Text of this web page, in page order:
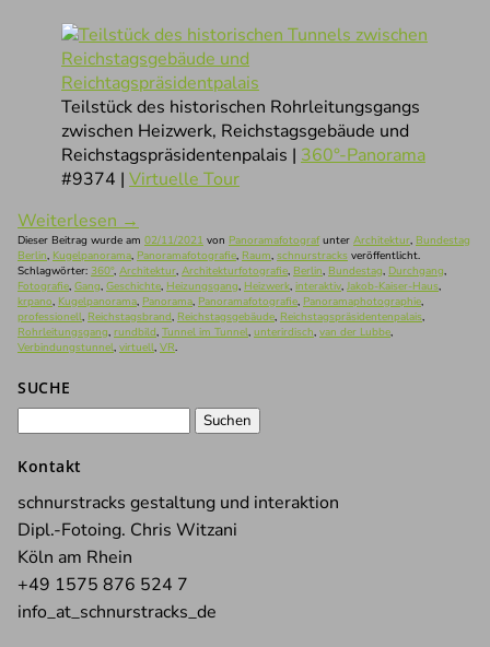
Teilstück des historischen Rohrleitungsgangs
zwischen Heizwerk, Reichstagsgebäude und
Reichstagspräsidentenpalais | 360°-Panorama
#9374 | Virtuelle Tour
Weiterlesen →
Dieser Beitrag wurde am 02/11/2021 von Panoramafotografunter Architektur, Bundestag
Berlin, Kugelpanorama, Panoramafotografie, Raum, schnurstracks veröffentlicht.
Schlagwörter: 360°, Architektur, Architekturfotografie, Berlin, Bundestag, Durchgang,
Fotografie, Gang, Geschichte, Heizungsgang, Heizwerk, interaktiv, Jakob-Kaiser-Haus,
krpano, Kugelpanorama, Panorama, Panoramafotografie, Panoramaphotographie,
professionell, Reichstagsbrand, Reichstagsgebäude, Reichstagspräsidentenpalais,
Rohrleitungsgang, rundbild, Tunnel im Tunnel, unterirdisch, van der Lubbe,
Verbindungstunnel, virtuell, VR.
SUCHE
Kontakt
schnurstracks gestaltung und interaktion
Dipl.-Fotoing. Chris Witzani
Köln am Rhein
+49 1575 876 524 7
info_at_schnurstracks_de